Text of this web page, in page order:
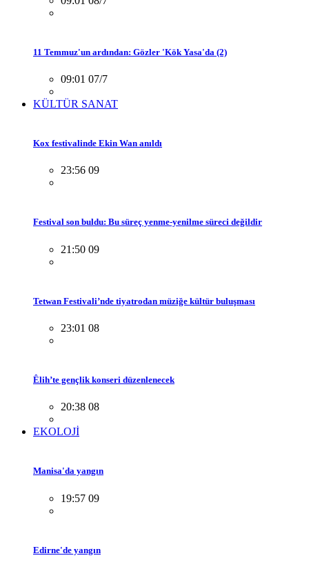
11 Temmuz'un ardından: Gözler 'Kök Yasa'da (2)
09:01 07/7
KÜLTÜR SANAT
Kox festivalinde Ekin Wan anıldı
23:56 09
Festival son buldu: Bu süreç yenme-yenilme süreci değildir
21:50 09
Tetwan Festivali’nde tiyatrodan müziğe kültür buluşması
23:01 08
Êlih’te gençlik konseri düzenlenecek
20:38 08
EKOLOJİ
Manisa'da yangın
19:57 09
Edirne'de yangın